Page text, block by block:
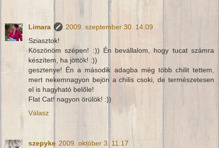
Limara
2009. szeptember 30. 14:09
Sziasztok!
Köszönöm szépen! :)) Én bevállalom, hogy tucat számra
készítem, ha jöttök! :))
gesztenye! Én a második adagba még több chilit tettem,
mert nekemnagyon bejön a chilis csoki, de természetesen
el is hagyható belőle!
Flat Cat! nagyon örülök! :))
Válasz
szepyke 2009. október 3. 11:17